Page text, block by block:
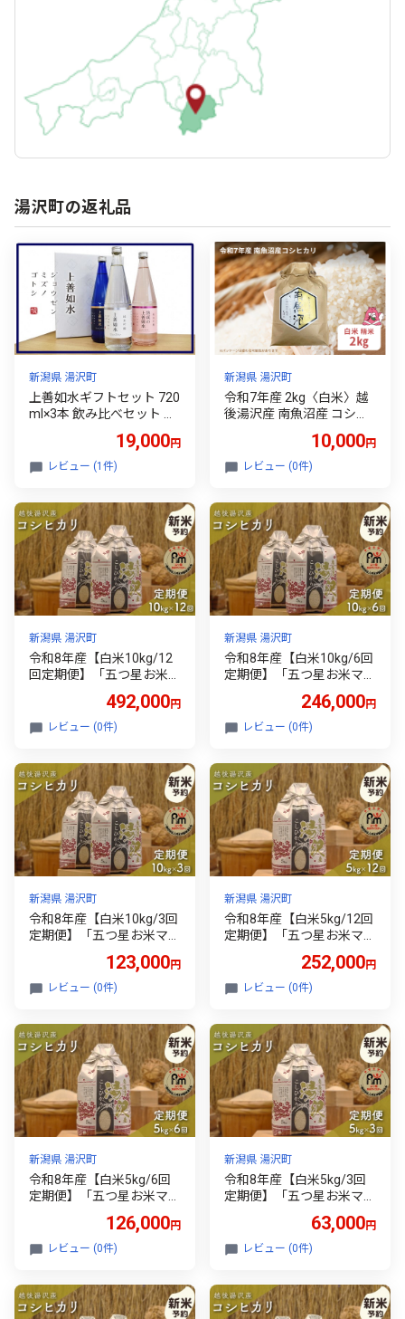
湯沢町の返礼品
新潟県 湯沢町
上善如水ギフトセット 720
ml×3本 飲み比べセット 白
物 プレゼント【地酒】
19,000円
レビュー (1件)
新潟県 湯沢町
令和7年産 2kg〈白米〉越
後湯沢産 南魚沼産 コシヒ
恵み【湯沢産 コシヒカ
リ】
10,000円
レビュー (0件)
新潟県 湯沢町
令和8年産【白米10kg/12
回定期便】「五つ星お米マ
g×2)×12【湯沢産コシヒカ
リ】
492,000円
レビュー (0件)
新潟県 湯沢町
令和8年産【白米10kg/6回
定期便】「五つ星お米マイ
2)×6【湯沢産コシヒカリ】
246,000円
レビュー (0件)
新潟県 湯沢町
令和8年産【白米10kg/3回
定期便】「五つ星お米マイ
2)×3【湯沢産コシヒカリ】
123,000円
レビュー (0件)
新潟県 湯沢町
令和8年産【白米5kg/12回
定期便】「五つ星お米マイ
252,000円
レビュー (0件)
新潟県 湯沢町
令和8年産【白米5kg/6回
定期便】「五つ星お米マイ
126,000円
レビュー (0件)
新潟県 湯沢町
令和8年産【白米5kg/3回
定期便】「五つ星お米マイ
63,000円
レビュー (0件)